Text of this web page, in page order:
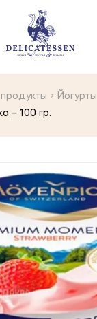
Йогурты
– 100 гр.